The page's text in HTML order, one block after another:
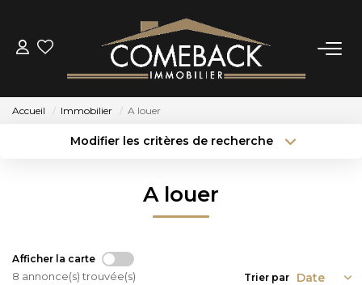
ACHETER
BIENS VENDUS
Accueil Immobilier A louer
Modifier les critères de recherche
A louer
Afficher la carte
8 annonce(s) trouvée(s) Trier par